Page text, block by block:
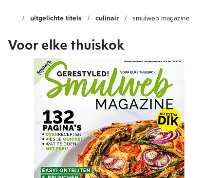
uitgelichte titels culinair smulweb magazine
Voor elke thuiskok